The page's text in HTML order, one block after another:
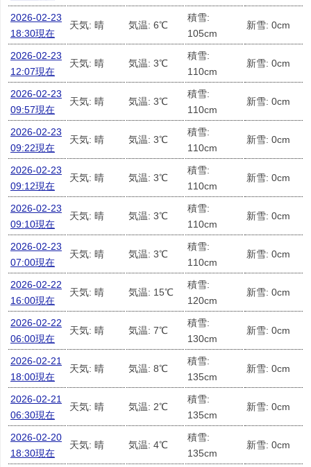
2026-02-23
18:30現在
天気: 晴 気温: 6℃
積雪:
105cm
新雪: 0cm
2026-02-23
12:07現在
天気: 晴 気温: 3℃
積雪:
110cm
新雪: 0cm
2026-02-23
09:57現在
天気: 晴 気温: 3℃
積雪:
110cm
新雪: 0cm
2026-02-23
09:22現在
天気: 晴 気温: 3℃
積雪:
110cm
新雪: 0cm
2026-02-23
09:12現在
天気: 晴 気温: 3℃
積雪:
110cm
新雪: 0cm
2026-02-23
09:10現在
天気: 晴 気温: 3℃
積雪:
110cm
新雪: 0cm
2026-02-23
07:00現在
天気: 晴 気温: 3℃
積雪:
110cm
新雪: 0cm
2026-02-22
16:00現在
天気: 晴 気温: 15℃
積雪:
120cm
新雪: 0cm
2026-02-22
06:00現在
天気: 晴 気温: 7℃
積雪:
130cm
新雪: 0cm
2026-02-21
18:00現在
天気: 晴 気温: 8℃
積雪:
135cm
新雪: 0cm
2026-02-21
06:30現在
天気: 晴 気温: 2℃
積雪:
135cm
新雪: 0cm
2026-02-20
18:30現在
天気: 晴 気温: 4℃
積雪:
135cm
新雪: 0cm